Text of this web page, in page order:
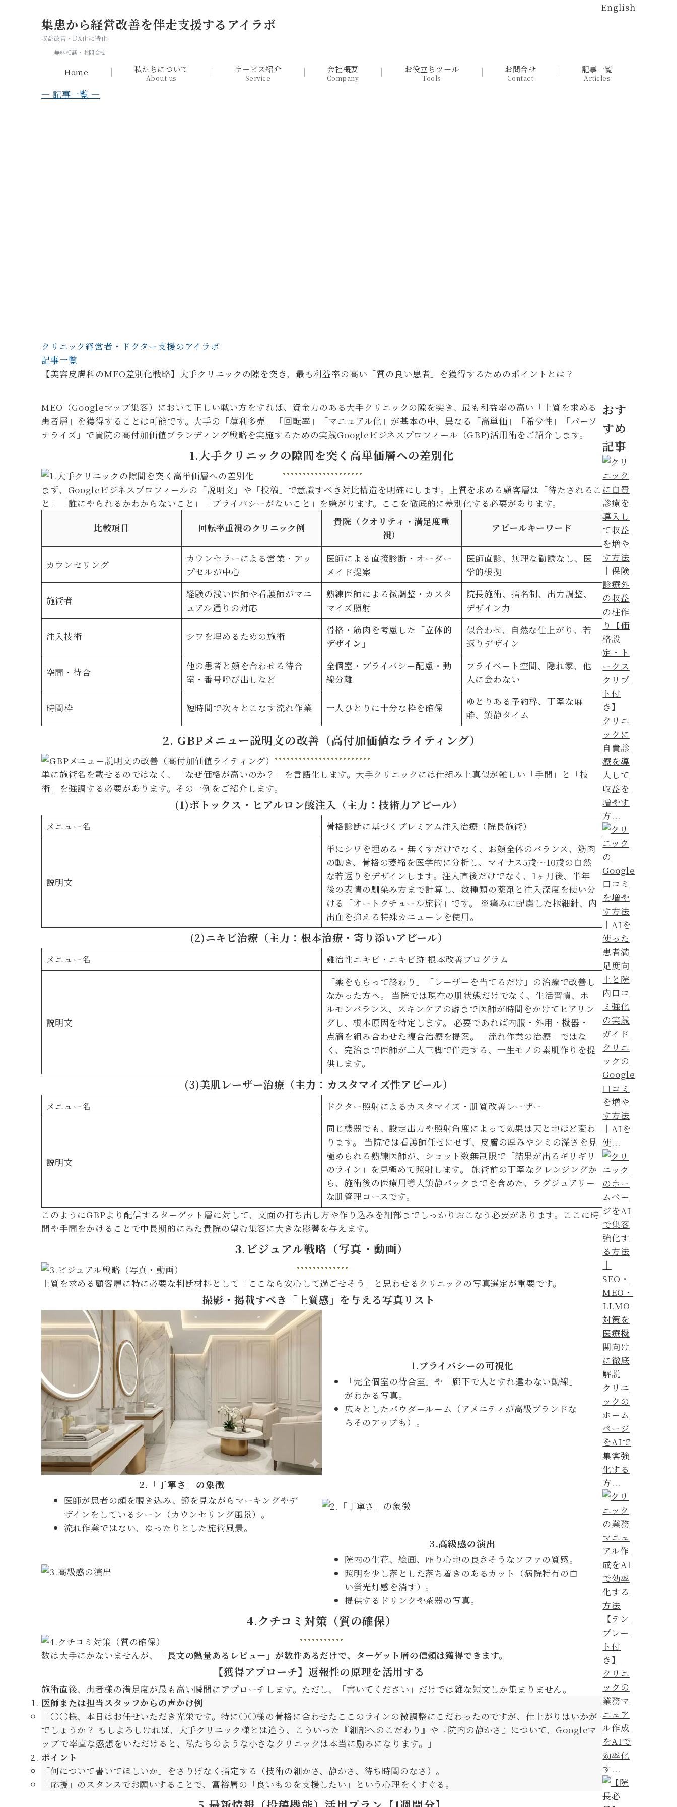
English
集患から経営改善を伴走支援するアイラボ
収益改善・DX化に特化
無料相談・お問合せ
Home 私たちについて
About us
サービス紹介
Service
会社概要
Company
お役立ちツール
Tools
お問合せ
Contact
記事一覧
Articles
— 記事一覧 —
クリニック経営者・ドクター支援のアイラボ
記事一覧
【美容皮膚科のMEO差別化戦略】大手クリニックの隙を突き、最も利益率の高い「質の良い患者」を獲得するためのポイントとは？
MEO（Googleマップ集客）において正しい戦い方をすれば、資金力のある大手クリニックの隙を突き、最も利益率の高い「上質を求める
患者層」を獲得することは可能です。大手の「薄利多売」「回転率」「マニュアル化」が基本の中、異なる「高単価」「希少性」「パーソ
ナライズ」で貴院の高付加価値ブランディング戦略を実施するための実践Googleビジネスプロフィール（GBP)活用術をご紹介します。
1.大手クリニックの隙間を突く高単価層への差別化
まず、Googleビジネスプロフィールの「説明文」や「投稿」で意識すべき対比構造を明確にします。上質を求める顧客層は「待たされるこ
と」「誰にやられるかわからないこと」「プライバシーがないこと」を嫌がります。ここを徹底的に差別化する必要があります。
比較項目
回転率重視のクリニック例
貴院（クオリティ・満足度重
視）
アピールキーワード
カウンセリング
カウンセラーによる営業・アッ
プセルが中心
医師による直接診断・オーダー
メイド提案
医師直診、無理な勧誘なし、医
学的根拠
施術者
経験の浅い医師や看護師がマニ
ュアル通りの対応
熟練医師による微調整・カスタ
マイズ照射
院長施術、指名制、出力調整、
デザイン力
注入技術 シワを埋めるための施術
骨格・筋肉を考慮した 「立体的
デザイン」
似合わせ、自然な仕上がり、若
返りデザイン
空間・待合
他の患者と顔を合わせる待合
室・番号呼び出しなど
全個室・プライバシー配慮・動
線分離
プライベート空間、隠れ家、他
人に会わない
時間枠 短時間で次々とこなす流れ作業 一人ひとりに十分な枠を確保
ゆとりある予約枠、丁寧な麻
酔、鎮静タイム
2. GBPメニュー説明文の改善（高付加価値なライティング）
単に施術名を載せるのではなく、「なぜ価格が高いのか？」を言語化します。大手クリニックには仕組み上真似が難しい「手間」と「技
術」を強調する必要があります。その一例をご紹介します。
(1)ボトックス・ヒアルロン酸注入（主力：技術力アピール）
メニュー名 骨格診断に基づくプレミアム注入治療（院長施術）
説明文
単にシワを埋める・無くすだけでなく、お顔全体のバランス、筋肉
の動き、骨格の萎縮を医学的に分析し、マイナス5歳〜10歳の自然
な若返りをデザインします。注入直後だけでなく、1ヶ月後、半年
後の表情の馴染み方まで計算し、数種類の薬剤と注入深度を使い分
ける「オートクチュール施術」です。 ※痛みに配慮した極細針、内
出血を抑える特殊カニューレを使用。
(2)ニキビ治療（主力：根本治療・寄り添いアピール）
メニュー名 難治性ニキビ・ニキビ跡 根本改善プログラム
説明文
「薬をもらって終わり」「レーザーを当てるだけ」の治療で改善し
なかった方へ。 当院では現在の肌状態だけでなく、生活習慣、ホ
ルモンバランス、スキンケアの癖まで医師が時間をかけてヒアリン
グし、根本原因を特定します。 必要であれば内服・外用・機器・
点滴を組み合わせた複合治療を提案。「流れ作業の治療」ではな
く、完治まで医師が二人三脚で伴走する、一生モノの素肌作りを提
供します。
(3)美肌レーザー治療（主力：カスタマイズ性アピール）
メニュー名 ドクター照射によるカスタマイズ・肌質改善レーザー
説明文
同じ機器でも、設定出力や照射角度によって効果は天と地ほど変わ
ります。 当院では看護師任せにせず、皮膚の厚みやシミの深さを見
極められる熟練医師が、ショット数無制限で「結果が出るギリギリ
のライン」を見極めて照射します。 施術前の丁寧なクレンジングか
ら、施術後の医療用導入鎮静パックまでを含めた、ラグジュアリー
な肌管理コースです。
このようにGBPより配信するターゲット層に対して、文面の打ち出し方や作り込みを細部までしっかりおこなう必要があります。ここに時
間や手間をかけることで中長期的にみた貴院の望む集客に大きな影響を与えます。
3.ビジュアル戦略（写真・動画）
上質を求める顧客層に特に必要な判断材料として「ここなら安心して過ごせそう」と思わせるクリニックの写真選定が重要です。
撮影・掲載すべき「上質感」を与える写真リスト
1.プライバシーの可視化
「完全個室の待合室」や「廊下で人とすれ違わない動線」
がわかる写真。
広々としたパウダールーム（アメニティが高級ブランドな
らそのアップも）。
2. 「丁寧さ」の象徴
医師が患者の顔を覗き込み、鏡を見ながらマーキングやデ
ザインをしているシーン（カウンセリング風景）。
流れ作業ではない、ゆったりとした施術風景。
3.高級感の演出
院内の生花、絵画、座り心地の良さそうなソファの質感。
照明を少し落とした落ち着きのあるカット（病院特有の白
い蛍光灯感を消す）。
提供するドリンクや茶器の写真。
4.クチコミ対策（質の確保）
数は大手にかないませんが、 「長文の熱量あるレビュー」が数件あるだけで、ターゲット層の信頼は獲得できます。
【獲得アプローチ】返報性の原理を活用する
施術直後、患者様の満足度が最も高い瞬間にアプローチします。ただし、「書いてください」だけでは雑な短文しか集まりません。
医師または担当スタッフからの声かけ例
「〇〇様、本日はお任せいただき光栄です。特に〇〇様の骨格に合わせたここのラインの微調整にこだわったのですが、仕上がりはいかが
でしょうか？ もしよろしければ、大手クリニック様とは違う、こういった『細部へのこだわり』や『院内の静かさ』について、Googleマ
ップで率直な感想をいただけると、私たちのような小さなクリニックは本当に励みになります。」
ポイント
「何について書いてほしいか」をさりげなく指定する（技術の細かさ、静かさ、待ち時間のなさ）。
「応援」のスタンスでお願いすることで、富裕層の「良いものを支援したい」という心理をくすぐる。
おす
すめ
記事
クリニ
ックに
自費診
療を導
入して
収益を
増やす
方...
クリニ
ックの
Google
口コミ
を増や
す方法
｜AIを
使...
クリニ
ックの
ホーム
ページ
をAIで
集客強
化する
方...
クリニ
ックの
業務マ
ニュア
ル作成
をAIで
効率化
す...